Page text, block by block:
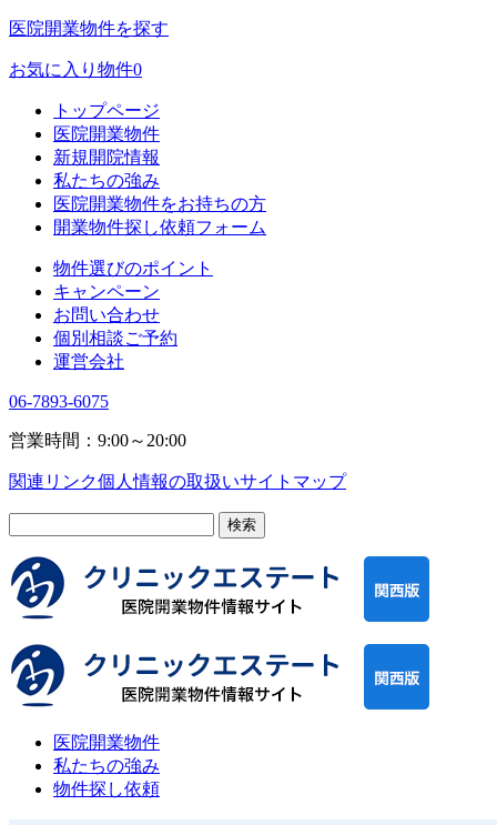
医院開業物件を探す
お気に入り物件0
トップページ
医院開業物件
新規開院情報
私たちの強み
医院開業物件をお持ちの方
開業物件探し依頼フォーム
物件選びのポイント
キャンペーン
お問い合わせ
個別相談ご予約
運営会社
06-7893-6075
営業時間：9:00～20:00
関連リンク個人情報の取扱いサイトマップ
医院開業物件
私たちの強み
物件探し依頼